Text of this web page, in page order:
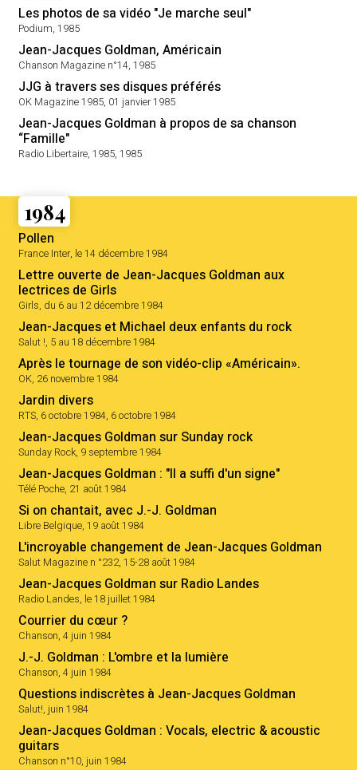
Les photos de sa vidéo "Je marche seul"
Podium, 1985
Jean-Jacques Goldman, Américain
Chanson Magazine n°14, 1985
JJG à travers ses disques préférés
OK Magazine 1985, 01 janvier 1985
Jean-Jacques Goldman à propos de sa chanson
“Famille"
Radio Libertaire, 1985, 1985
1984
Pollen
France Inter, le 14 décembre 1984
Lettre ouverte de Jean-Jacques Goldman aux
lectrices de Girls
Girls, du 6 au 12 décembre 1984
Jean-Jacques et Michael deux enfants du rock
Salut !, 5 au 18 décembre 1984
Après le tournage de son vidéo-clip «Américain».
OK, 26 novembre 1984
Jardin divers
RTS, 6 octobre 1984, 6 octobre 1984
Jean-Jacques Goldman sur Sunday rock
Sunday Rock, 9 septembre 1984
Jean-Jacques Goldman : "Il a suffi d'un signe"
Télé Poche, 21 août 1984
Si on chantait, avec J.-J. Goldman
Libre Belgique, 19 août 1984
L'incroyable changement de Jean-Jacques Goldman
Salut Magazine n °232, 15-28 août 1984
Jean-Jacques Goldman sur Radio Landes
Radio Landes, le 18 juillet 1984
Courrier du cœur ?
Chanson, 4 juin 1984
J.-J. Goldman : L'ombre et la lumière
Chanson, 4 juin 1984
Questions indiscrètes à Jean-Jacques Goldman
Salut!, juin 1984
Jean-Jacques Goldman : Vocals, electric & acoustic
guitars
Chanson n°10, juin 1984